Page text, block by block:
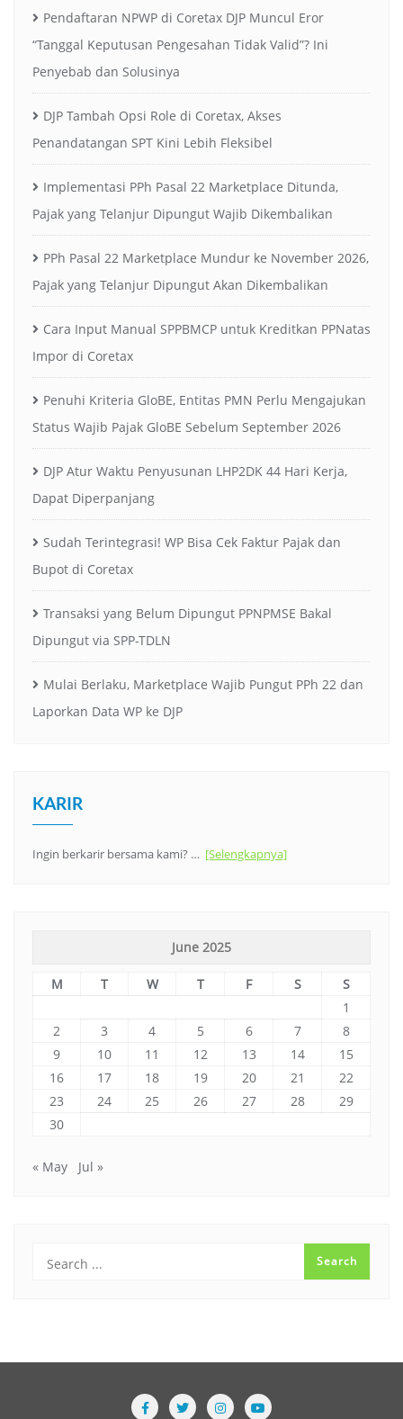
Pendaftaran NPWP di Coretax DJP Muncul Eror
“Tanggal Keputusan Pengesahan Tidak Valid”? Ini
Penyebab dan Solusinya
DJP Tambah Opsi Role di Coretax, Akses
Penandatangan SPT Kini Lebih Fleksibel
Implementasi PPh Pasal 22 Marketplace Ditunda,
Pajak yang Telanjur Dipungut Wajib Dikembalikan
PPh Pasal 22 Marketplace Mundur ke November 2026,
Pajak yang Telanjur Dipungut Akan Dikembalikan
Cara Input Manual SPPBMCP untuk Kreditkan PPNatas
Impor di Coretax
Penuhi Kriteria GloBE, Entitas PMN Perlu Mengajukan
Status Wajib Pajak GloBE Sebelum September 2026
DJP Atur Waktu Penyusunan LHP2DK 44 Hari Kerja,
Dapat Diperpanjang
Sudah Terintegrasi! WP Bisa Cek Faktur Pajak dan
Bupot di Coretax
Transaksi yang Belum Dipungut PPNPMSE Bakal
Dipungut via SPP-TDLN
Mulai Berlaku, Marketplace Wajib Pungut PPh 22 dan
Laporkan Data WP ke DJP
KARIR
Ingin berkarir bersama kami? … [Selengkapnya]
June 2025
M T W T F S
S
1
2
3 4 5 6 7
8
9
10 11 12 13 14
15
16
17 18 19 20 21
22
23
24 25 26 27 28
29
30
« May Jul »